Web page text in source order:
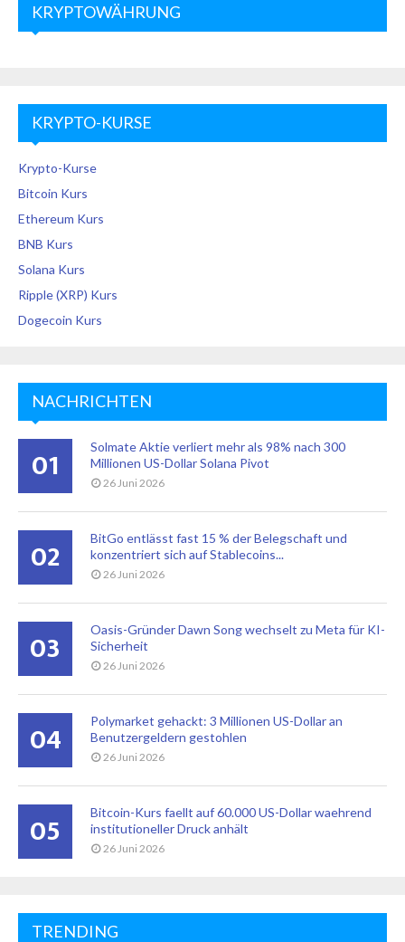
KRYPTOWÄHRUNG
KRYPTO-KURSE
Krypto-Kurse
Bitcoin Kurs
Ethereum Kurs
BNB Kurs
Solana Kurs
Ripple (XRP) Kurs
Dogecoin Kurs
NACHRICHTEN
01
Solmate Aktie verliert mehr als 98% nach 300
Millionen US-Dollar Solana Pivot
26 Juni 2026
02
BitGo entlässt fast 15 % der Belegschaft und
konzentriert sich auf Stablecoins...
26 Juni 2026
03
Oasis-Gründer Dawn Song wechselt zu Meta für KI-
Sicherheit
26 Juni 2026
04
Polymarket gehackt: 3 Millionen US-Dollar an
Benutzergeldern gestohlen
26 Juni 2026
05
Bitcoin-Kurs faellt auf 60.000 US-Dollar waehrend
institutioneller Druck anhält
26 Juni 2026
TRENDING